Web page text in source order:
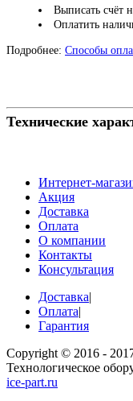
Выписать счёт
Оплатить
Подробнее: Способы
Технические
Интернет-
Акция
Доставка
Оплата
О компании
Контакты
Консультация
Доставка|
Оплата|
Гарантия
Copyright © 2016 -
Технологическое
ice-part.ru